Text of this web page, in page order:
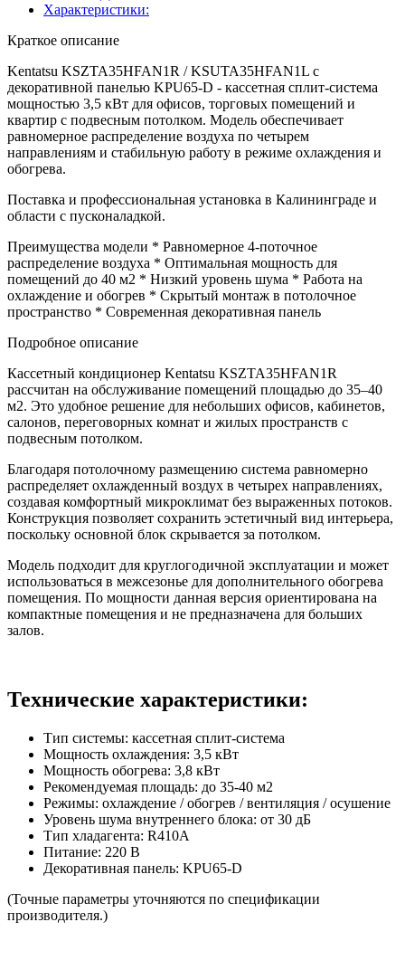
Характеристики:
Краткое описание
Kentatsu KSZTA35HFAN1R / KSUTA35HFAN1L с
декоративной панелью KPU65-D - кассетная сплит-система
мощностью 3,5 кВт для офисов, торговых помещений и
квартир с подвесным потолком. Модель обеспечивает
равномерное распределение воздуха по четырем
направлениям и стабильную работу в режиме охлаждения и
обогрева.
Поставка и профессиональная установка в Калининграде и
области с пусконаладкой.
Преимущества модели * Равномерное 4-поточное
распределение воздуха * Оптимальная мощность для
помещений до 40 м2 * Низкий уровень шума * Работа на
охлаждение и обогрев * Скрытый монтаж в потолочное
пространство * Современная декоративная панель
Подробное описание
Кассетный кондиционер Kentatsu KSZTA35HFAN1R
рассчитан на обслуживание помещений площадью до 35–40
м2. Это удобное решение для небольших офисов, кабинетов,
салонов, переговорных комнат и жилых пространств с
подвесным потолком.
Благодаря потолочному размещению система равномерно
распределяет охлажденный воздух в четырех направлениях,
создавая комфортный микроклимат без выраженных потоков.
Конструкция позволяет сохранить эстетичный вид интерьера,
поскольку основной блок скрывается за потолком.
Модель подходит для круглогодичной эксплуатации и может
использоваться в межсезонье для дополнительного обогрева
помещения. По мощности данная версия ориентирована на
компактные помещения и не предназначена для больших
залов.
Технические характеристики:
Тип системы: кассетная сплит-система
Мощность охлаждения: 3,5 кВт
Мощность обогрева: 3,8 кВт
Рекомендуемая площадь: до 35-40 м2
Режимы: охлаждение / обогрев / вентиляция / осушение
Уровень шума внутреннего блока: от 30 дБ
Тип хладагента: R410A
Питание: 220 В
Декоративная панель: KPU65-D
(Точные параметры уточняются по спецификации
производителя.)